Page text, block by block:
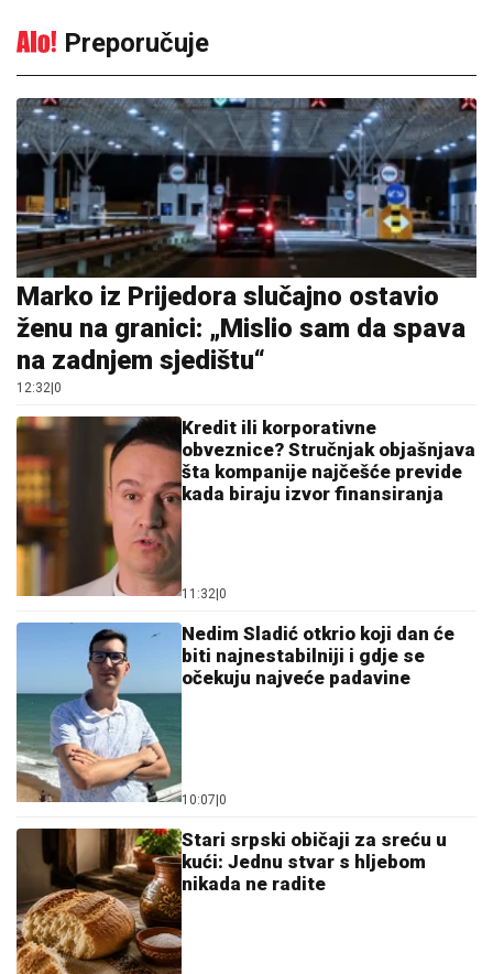
Preporučuje
Marko iz Prijedora slučajno ostavio
ženu na granici: „Mislio sam da spava
na zadnjem sjedištu“
12:32 0
Kredit ili korporativne
obveznice? Stručnjak objašnjava
šta kompanije najčešće previde
kada biraju izvor finansiranja
11:32 0
Nedim Sladić otkrio koji dan će
biti najnestabilniji i gdje se
očekuju najveće padavine
10:07 0
Stari srpski običaji za sreću u
kući: Jednu stvar s hljebom
nikada ne radite